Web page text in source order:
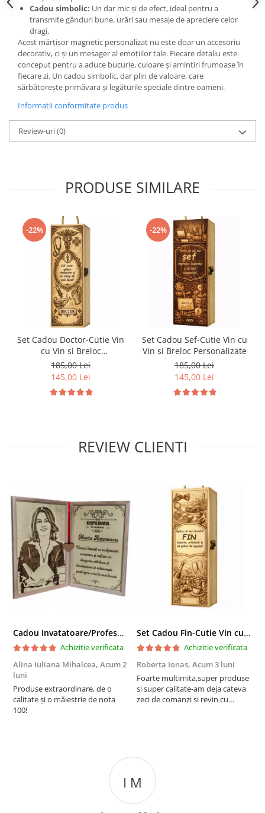
Cadou simbolic: Un dar mic și de efect, ideal pentru a
transmite gânduri bune, urări sau mesaje de apreciere celor
dragi.
Acest mărțișor magnetic personalizat nu este doar un accesoriu
decorativ, ci și un mesager al emoțiilor tale. Fiecare detaliu este
conceput pentru a aduce bucurie, culoare și amintiri frumoase în
fiecare zi. Un cadou simbolic, dar plin de valoare, care
sărbătorește primăvara și legăturile speciale dintre oameni.
Informatii conformitate produs
Review-uri(0)
PRODUSE SIMILARE
-22%
Set Cadou Doctor-Cutie Vin
cu Vin si Breloc
Personalizate
185,00 Lei
145,00 Lei
-22%
Set Cadou Sef-Cutie Vin cu
Vin si Breloc Personalizate
185,00 Lei
145,00 Lei
REVIEW CLIENTI
Cadou Invatatoare/Profesoara/Educatoare "Catalogul Amintirilor"
Achizitie verificata
Alina Iuliana Mihalcea, Acum 2
luni
Produse extraordinare, de o
calitate și o măiestrie de nota
100!
Set Cadou Fin-Cutie Vin cu Vin si Breloc Personalizate
Achizitie verificata
Roberta Ionas, Acum 3 luni
Foarte multimita,super produse
si super calitate-am deja cateva
zeci de comanzi si revin cu
I M